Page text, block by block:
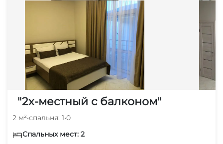
"2х-местный с балконом"
2 м²•спальня: 1•0
Спальных мест: 2